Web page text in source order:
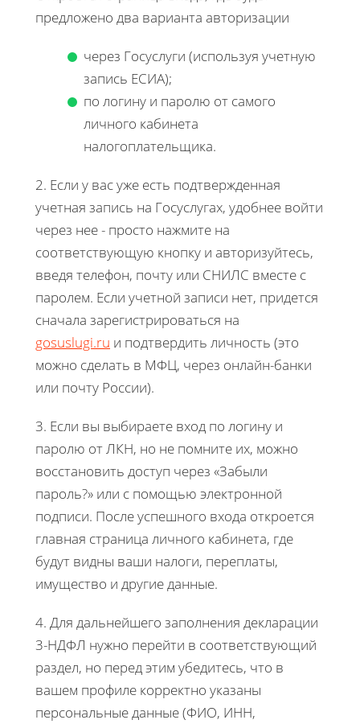
предложено два варианта авторизации
через Госуслуги (используя учетную
запись ЕСИА);
по логину и паролю от самого
личного кабинета
налогоплательщика.
2. Если у вас уже есть подтвержденная
учетная запись на Госуслугах, удобнее войти
через нее - просто нажмите на
соответствующую кнопку и авторизуйтесь,
введя телефон, почту или СНИЛС вместе с
паролем. Если учетной записи нет, придется
сначала зарегистрироваться на
gosuslugi.ru и подтвердить личность (это
можно сделать в МФЦ, через онлайн-банки
или почту России).
3. Если вы выбираете вход по логину и
паролю от ЛКН, но не помните их, можно
восстановить доступ через «Забыли
пароль?» или с помощью электронной
подписи. После успешного входа откроется
главная страница личного кабинета, где
будут видны ваши налоги, переплаты,
имущество и другие данные.
4. Для дальнейшего заполнения декларации
3-НДФЛ нужно перейти в соответствующий
раздел, но перед этим убедитесь, что в
вашем профиле корректно указаны
персональные данные (ФИО, ИНН,